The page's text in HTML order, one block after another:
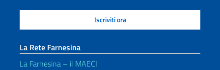
La Rete Farnesina
La Farnesina – il MAECI